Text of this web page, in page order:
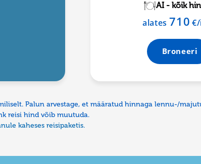
AI - kõik
alates 710
Broneeri
Palun arvestage, et määratud hinnaga lennu-/
reisi hind võib muutuda.
kaheses reisipaketis.